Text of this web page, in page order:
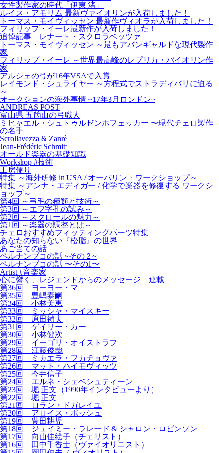
女性製作家の時代「伊東 渚」
ルイス・アモリム 最新ヴァイオリンが入荷しました！
トーマス・モイヴィッセン 最新作ヴィオラが入荷しました！
フィリップ・イーレ最新作が入荷しました！
追悼記事 レナート・スクロラベッツァ
トーマス・モイヴィッセン ～最もアバンギャルドな現代製作
家
フィリップ・イーレ ～世界最高峰のレプリカ・バイオリン作
家
アルシェの弓が16年VSAで入賞
レイモンド・シュライヤー ～方程式でストラディバリに迫る
～
オークションの海外事情 ~17年3月ロンドン~
ANDREAS POST
富山県 五箇山の弓職人
ミヒャエル・シュトゥルゼンホフェッカー 〜現代チェロ製作
の名手
Scrollavezza & Zanrè
Jean-Frédéric Schmitt
オールド楽器の基礎知識
Workshop #技術
工房便り
特集 ～海外研修 in USA / オーバリン・ワークショップ～
特集 ～アンナ・エディガー / 化学で楽器を修復する ワークシ
ョップ～
第4回 ～弓毛の種類と技術～
第3回 ～エフ字孔の試み～
第2回 ～スクロールの魅力～
第1回 ～楽器の調整とは～
チェロおすすめフィッティングパーツ特集
あなたの知らない『松脂』の世界
あご当ての話
ペルナンブコの話 ~その２~
ペルナンブコの話 〜その1〜
Artist #音楽家
心に響く、レジェンドからのメッセージ 連載
第36回 ヨーヨー・マ
第35回 豊嶋泰嗣
第34回 小林美恵
第33回 ミッシャ・マイスキー
第32回 原田禎夫
第31回 ゲイリー・カー
第30回 小林健次
第29回 イーゴリ・オイストラフ
第28回 江藤俊哉
第27回 ミカエラ・フカチョヴァ
第26回 マット・ハイモヴィッツ
第25回 今井信子
第24回 エルネ・シェベシュティーン
第23回 堀 正文（1990年インタビューより）
第22回 堀 正文
第21回 ロラン・ドガレイユ
第20回 アロイス・ポッシュ
第19回 豊田耕児
第18回 ジェイミー・ラレード & シャロン・ロビンソン
第17回 向山佳絵子（チェリスト）
第16回 田中千香士（ヴァイオリニスト）